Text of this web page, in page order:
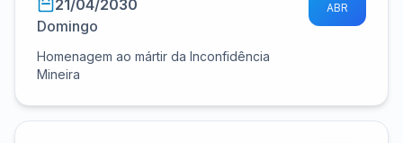
21/04/2030
Domingo
Homenagem ao mártir da Inconfidência
Mineira
ABR